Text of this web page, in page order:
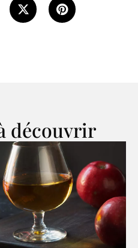
découvrir